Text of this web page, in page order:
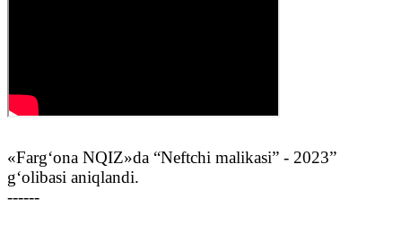
«Farg‘ona NQIZ»da “Neftchi malikasi” - 2023”
g‘olibasi aniqlandi.
------